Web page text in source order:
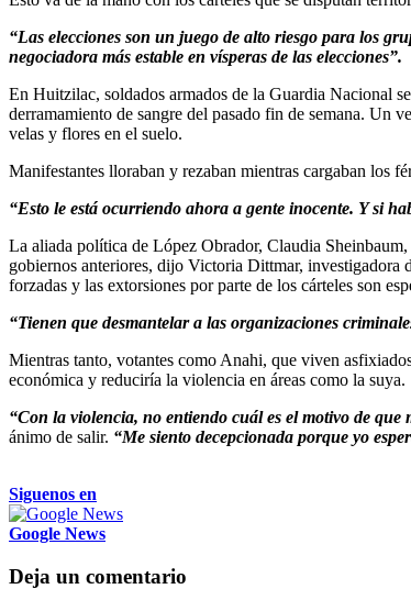
“Las elecciones son un juego de alto riesgo para los
negociadora más estable en vísperas de las elecciones”.
En Huitzilac, soldados armados de la Guardia Nacional
derramamiento de sangre del pasado fin de semana. Un
velas y flores en el suelo.
Manifestantes lloraban y rezaban mientras cargaban los
“Esto le está ocurriendo ahora a gente inocente. Y si
La aliada política de López Obrador, Claudia
gobiernos anteriores, dijo Victoria Dittmar, investigadora
forzadas y las extorsiones por parte de los cárteles son
“Tienen que desmantelar a las organizaciones
Mientras tanto, votantes como Anahi, que viven
económica y reduciría la violencia en áreas como la suya.
“Con la violencia, no entiendo cuál es el motivo de
ánimo de salir. “Me siento decepcionada porque yo
Siguenos en
Google News
Deja un comentario